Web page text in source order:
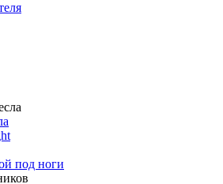
под ноги